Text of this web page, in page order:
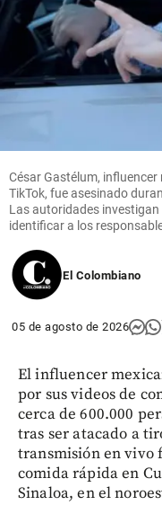
César Gastélum,
TikTok, fue asesinado
Las autoridades
identificar a los
El Colombiano
05 de agosto de 2026
El influencer
por sus videos de
cerca de 600.000
tras ser atacado a
transmisión en vivo
comida rápida en
Sinaloa, en el